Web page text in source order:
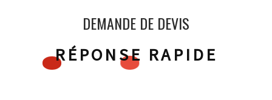
DEMANDE DE DEVIS
RÉPONSE RAPIDE